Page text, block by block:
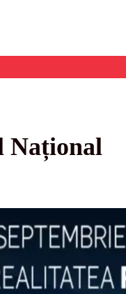
Național